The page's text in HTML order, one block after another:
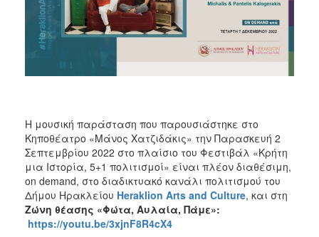
ΤΟΠΟΣ
ΑΝΘΕΚΤΙΚΗ
ΠΟΛΗ
Η μουσική παράσταση που παρουσιάστηκε στο
Κηποθέατρο «Μάνος Χατζιδάκις» την Παρασκευή 2
Σεπτεμβρίου 2022 στο πλαίσιο του Φεστιβάλ «Κρήτη
μια Ιστορία, 5+1 πολιτισμοί» είναι πλέον διαθέσιμη,
on demand, στο διαδικτυακό κανάλι πολιτισμού του
Δήμου Ηρακλείου Heraklion Arts and Culture, και στη
Ζώνη θέασης «Φώτα, Αυλαία, Πάμε»:
https://youtu.be/3xjnF8R4cX4